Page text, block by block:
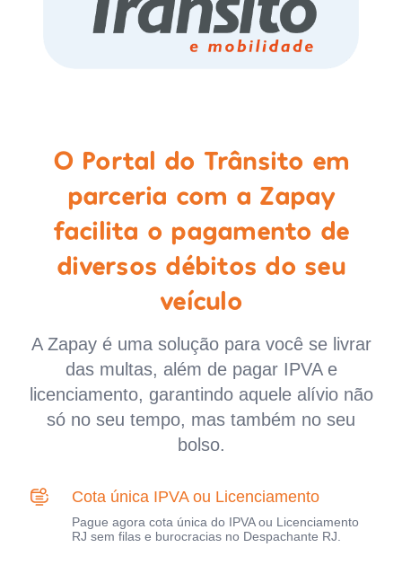
O Portal do Trânsito em
parceria com a Zapay
facilita o pagamento de
diversos débitos do seu
veículo
A Zapay é uma solução para você se livrar
das multas, além de pagar IPVA e
licenciamento, garantindo aquele alívio não
só no seu tempo, mas também no seu
bolso.
Cota única IPVA ou Licenciamento
Pague agora cota única do IPVA ou Licenciamento
RJ sem filas e burocracias no Despachante RJ.